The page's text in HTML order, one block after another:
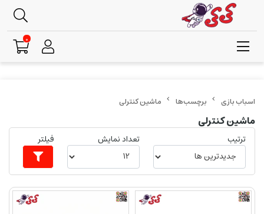
برچسب‌ها ماشین کنترلی
ماشین کنترلی
ترتیب تعداد نمایش فیلتر
0